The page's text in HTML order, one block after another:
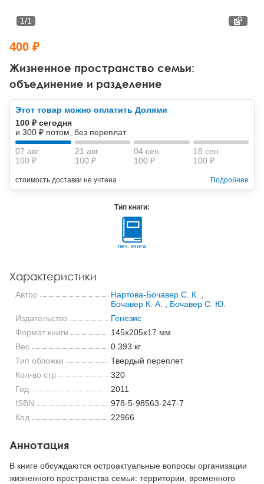
Другие направления психотерапии
Классический, эриксоновский гипноз и НЛП
НЛП
Социальная психология
Классический и юнгианский психоанализ
Жизненное пространство семьи:
объединение и разделение
1/1
400 ₽
Этот товар можно оплатить Долями
100 ₽ сегодня
и 300 ₽ потом, без переплат
07 авг
100 ₽
21 авг
100 ₽
04 сен
100 ₽
18 сен
100 ₽
стоимость доставки не учтена Подробнее
Тип книги:
печ. книга
Характеристики
Автор Нартова-Бочавер С. К.
Бочавер К. А.
Бочавер С. Ю.
Издательство
Генезис
Формат книги
145x205x17 мм
Вес
0.393 кг
Тип обложки
Твердый переплет
Кол-во стр
320
Год
2011
ISBN
978-5-98563-247-7
Код
22966
Аннотация
В книге обсуждаются остроактуальные вопросы организации
жизненного пространства семьи: территории, временного